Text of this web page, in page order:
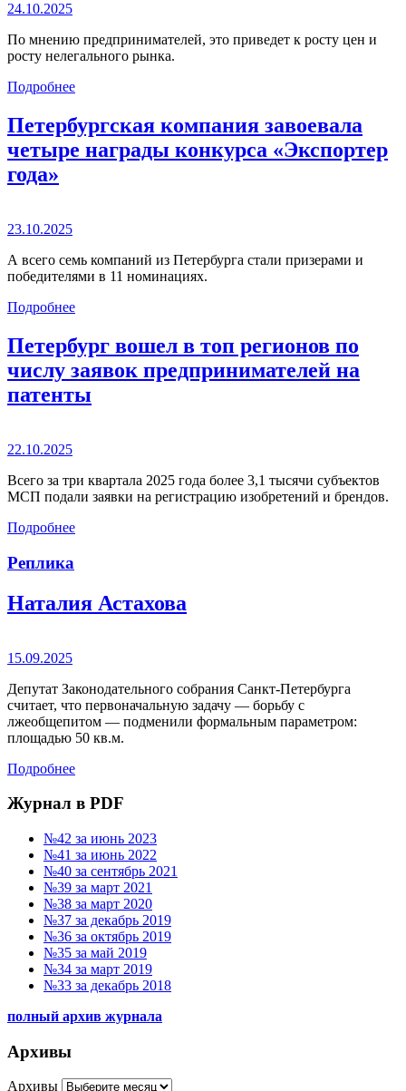
24.10.2025
По мнению предпринимателей, это приведет к росту цен и
росту нелегального рынка.
Подробнее
Петербургская компания завоевала
четыре награды конкурса «Экспортер
года»
23.10.2025
А всего семь компаний из Петербурга стали призерами и
победителями в 11 номинациях.
Подробнее
Петербург вошел в топ регионов по
числу заявок предпринимателей на
патенты
22.10.2025
Всего за три квартала 2025 года более 3,1 тысячи субъектов
МСП подали заявки на регистрацию изобретений и брендов.
Подробнее
Реплика
Наталия Астахова
15.09.2025
Депутат Законодательного собрания Санкт-Петербурга
считает, что первоначальную задачу — борьбу с
лжеобщепитом — подменили формальным параметром:
площадью 50 кв.м.
Подробнее
Журнал в PDF
№42 за июнь 2023
№41 за июнь 2022
№40 за сентябрь 2021
№39 за март 2021
№38 за март 2020
№37 за декабрь 2019
№36 за октябрь 2019
№35 за май 2019
№34 за март 2019
№33 за декабрь 2018
полный архив журнала
Архивы
Архивы